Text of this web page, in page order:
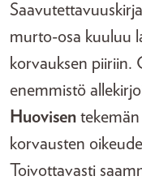
murto-osa kuuluu
korvauksen piiriin.
enemmistö
Huovisen
korvausten
Toivottavasti